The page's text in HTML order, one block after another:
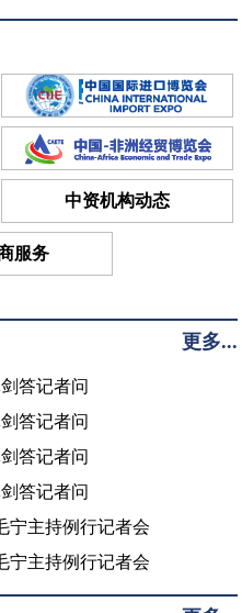
中资机构动态
服务
更多...
答记者问
答记者问
答记者问
答记者问
宁主持例行记者会
宁主持例行记者会